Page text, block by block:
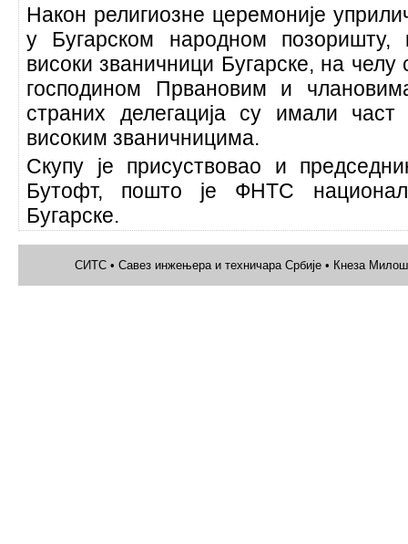
Након религиозне церемоније
у Бугарском народном позоришту,
високи званичници Бугарске, на
господином Првановим и
страних делегација су имали
високим званичницима.
Скупу је присуствовао и
Бyтофт, пошто је ФНТС
Бугарске.
СИТС • Савез инжењера и техничара Србије • Кнеза